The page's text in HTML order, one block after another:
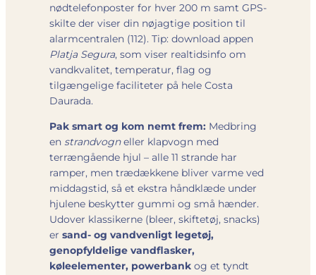
nødtelefonposter for hver 200 m samt GPS-
skilte der viser din nøjagtige position til
alarmcentralen (112). Tip: download appen
Platja Segura, som viser realtidsinfo om
vandkvalitet, temperatur, flag og
tilgængelige faciliteter på hele Costa
Daurada.
Pak smart og kom nemt frem: Medbring
en strandvogneller klapvogn med
terrængående hjul – alle 11 strande har
ramper, men trædækkene bliver varme ved
middagstid, så et ekstra håndklæde under
hjulene beskytter gummi og små hænder.
Udover klassikerne (bleer, skiftetøj, snacks)
er sand- og vandvenligt legetøj,
genopfyldelige vandflasker,
køleelementer, powerbank og et tyndt